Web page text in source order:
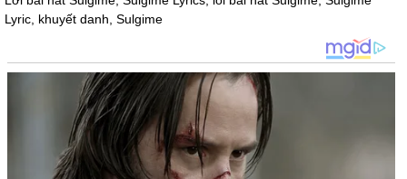
Lyric, khuyết danh, Sulgime